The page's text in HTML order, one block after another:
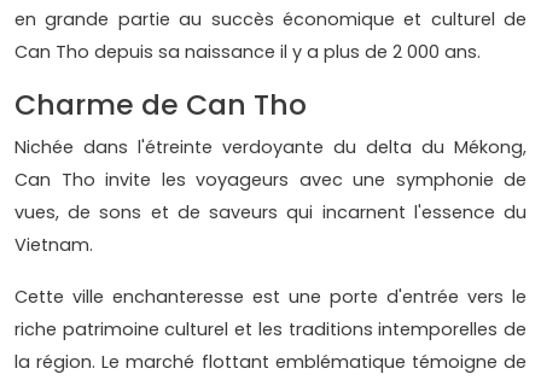
en grande partie au succès économique et culturel de
Can Tho depuis sa naissance il y a plus de 2 000 ans.
Charme de Can Tho
Nichée dans l'étreinte verdoyante du delta du Mékong,
Can Tho invite les voyageurs avec une symphonie de
vues, de sons et de saveurs qui incarnent l'essence du
Vietnam.
Cette ville enchanteresse est une porte d'entrée vers le
riche patrimoine culturel et les traditions intemporelles de
la région. Le marché flottant emblématique témoigne de